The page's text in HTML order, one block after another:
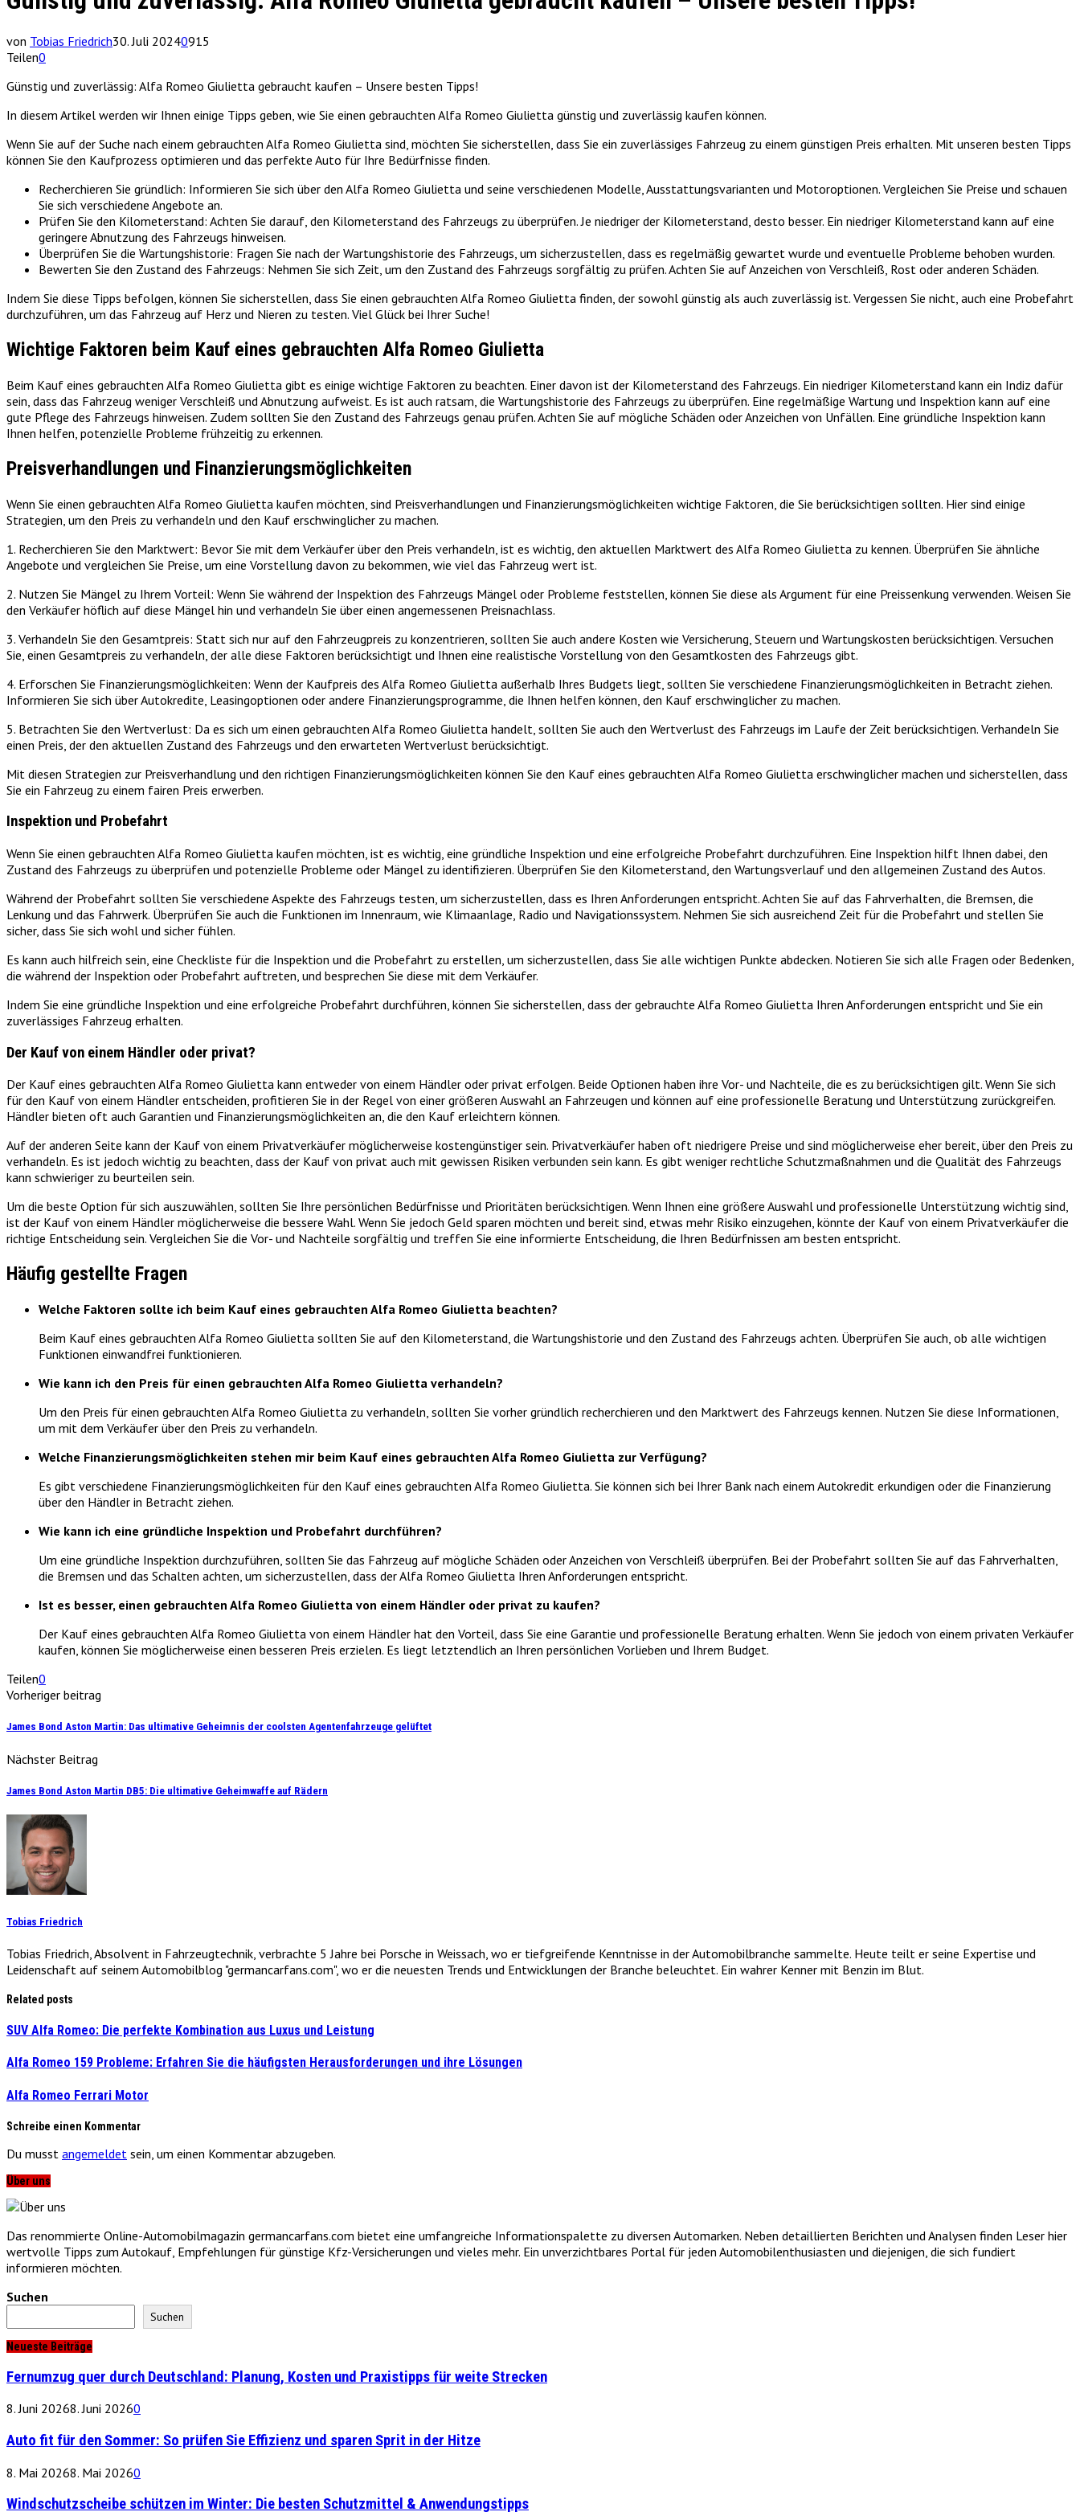
von Tobias Friedrich30. Juli 20240915
Teilen0
Günstig und zuverlässig: Alfa Romeo Giulietta gebraucht kaufen – Unsere besten Tipps!
In diesem Artikel werden wir Ihnen einige Tipps geben, wie Sie einen gebrauchten Alfa Romeo Giulietta günstig und zuverlässig kaufen können.
Wenn Sie auf der Suche nach einem gebrauchten Alfa Romeo Giulietta sind, möchten Sie sicherstellen, dass Sie ein zuverlässiges Fahrzeug zu einem günstigen Preis erhalten. Mit unseren besten Tipps
können Sie den Kaufprozess optimieren und das perfekte Auto für Ihre Bedürfnisse finden.
Recherchieren Sie gründlich: Informieren Sie sich über den Alfa Romeo Giulietta und seine verschiedenen Modelle, Ausstattungsvarianten und Motoroptionen. Vergleichen Sie Preise und schauen
Sie sich verschiedene Angebote an.
Prüfen Sie den Kilometerstand: Achten Sie darauf, den Kilometerstand des Fahrzeugs zu überprüfen. Je niedriger der Kilometerstand, desto besser. Ein niedriger Kilometerstand kann auf eine
geringere Abnutzung des Fahrzeugs hinweisen.
Überprüfen Sie die Wartungshistorie: Fragen Sie nach der Wartungshistorie des Fahrzeugs, um sicherzustellen, dass es regelmäßig gewartet wurde und eventuelle Probleme behoben wurden.
Bewerten Sie den Zustand des Fahrzeugs: Nehmen Sie sich Zeit, um den Zustand des Fahrzeugs sorgfältig zu prüfen. Achten Sie auf Anzeichen von Verschleiß, Rost oder anderen Schäden.
Indem Sie diese Tipps befolgen, können Sie sicherstellen, dass Sie einen gebrauchten Alfa Romeo Giulietta finden, der sowohl günstig als auch zuverlässig ist. Vergessen Sie nicht, auch eine Probefahrt
durchzuführen, um das Fahrzeug auf Herz und Nieren zu testen. Viel Glück bei Ihrer Suche!
Wichtige Faktoren beim Kauf eines gebrauchten Alfa Romeo Giulietta
Beim Kauf eines gebrauchten Alfa Romeo Giulietta gibt es einige wichtige Faktoren zu beachten. Einer davon ist der Kilometerstand des Fahrzeugs. Ein niedriger Kilometerstand kann ein Indiz dafür
sein, dass das Fahrzeug weniger Verschleiß und Abnutzung aufweist. Es ist auch ratsam, die Wartungshistorie des Fahrzeugs zu überprüfen. Eine regelmäßige Wartung und Inspektion kann auf eine
gute Pflege des Fahrzeugs hinweisen. Zudem sollten Sie den Zustand des Fahrzeugs genau prüfen. Achten Sie auf mögliche Schäden oder Anzeichen von Unfällen. Eine gründliche Inspektion kann
Ihnen helfen, potenzielle Probleme frühzeitig zu erkennen.
Preisverhandlungen und Finanzierungsmöglichkeiten
Wenn Sie einen gebrauchten Alfa Romeo Giulietta kaufen möchten, sind Preisverhandlungen und Finanzierungsmöglichkeiten wichtige Faktoren, die Sie berücksichtigen sollten. Hier sind einige
Strategien, um den Preis zu verhandeln und den Kauf erschwinglicher zu machen.
1. Recherchieren Sie den Marktwert: Bevor Sie mit dem Verkäufer über den Preis verhandeln, ist es wichtig, den aktuellen Marktwert des Alfa Romeo Giulietta zu kennen. Überprüfen Sie ähnliche
Angebote und vergleichen Sie Preise, um eine Vorstellung davon zu bekommen, wie viel das Fahrzeug wert ist.
2. Nutzen Sie Mängel zu Ihrem Vorteil: Wenn Sie während der Inspektion des Fahrzeugs Mängel oder Probleme feststellen, können Sie diese als Argument für eine Preissenkung verwenden. Weisen Sie
den Verkäufer höflich auf diese Mängel hin und verhandeln Sie über einen angemessenen Preisnachlass.
3. Verhandeln Sie den Gesamtpreis: Statt sich nur auf den Fahrzeugpreis zu konzentrieren, sollten Sie auch andere Kosten wie Versicherung, Steuern und Wartungskosten berücksichtigen. Versuchen
Sie, einen Gesamtpreis zu verhandeln, der alle diese Faktoren berücksichtigt und Ihnen eine realistische Vorstellung von den Gesamtkosten des Fahrzeugs gibt.
4. Erforschen Sie Finanzierungsmöglichkeiten: Wenn der Kaufpreis des Alfa Romeo Giulietta außerhalb Ihres Budgets liegt, sollten Sie verschiedene Finanzierungsmöglichkeiten in Betracht ziehen.
Informieren Sie sich über Autokredite, Leasingoptionen oder andere Finanzierungsprogramme, die Ihnen helfen können, den Kauf erschwinglicher zu machen.
5. Betrachten Sie den Wertverlust: Da es sich um einen gebrauchten Alfa Romeo Giulietta handelt, sollten Sie auch den Wertverlust des Fahrzeugs im Laufe der Zeit berücksichtigen. Verhandeln Sie
einen Preis, der den aktuellen Zustand des Fahrzeugs und den erwarteten Wertverlust berücksichtigt.
Mit diesen Strategien zur Preisverhandlung und den richtigen Finanzierungsmöglichkeiten können Sie den Kauf eines gebrauchten Alfa Romeo Giulietta erschwinglicher machen und sicherstellen, dass
Sie ein Fahrzeug zu einem fairen Preis erwerben.
Inspektion und Probefahrt
Wenn Sie einen gebrauchten Alfa Romeo Giulietta kaufen möchten, ist es wichtig, eine gründliche Inspektion und eine erfolgreiche Probefahrt durchzuführen. Eine Inspektion hilft Ihnen dabei, den
Zustand des Fahrzeugs zu überprüfen und potenzielle Probleme oder Mängel zu identifizieren. Überprüfen Sie den Kilometerstand, den Wartungsverlauf und den allgemeinen Zustand des Autos.
Während der Probefahrt sollten Sie verschiedene Aspekte des Fahrzeugs testen, um sicherzustellen, dass es Ihren Anforderungen entspricht. Achten Sie auf das Fahrverhalten, die Bremsen, die
Lenkung und das Fahrwerk. Überprüfen Sie auch die Funktionen im Innenraum, wie Klimaanlage, Radio und Navigationssystem. Nehmen Sie sich ausreichend Zeit für die Probefahrt und stellen Sie
sicher, dass Sie sich wohl und sicher fühlen.
Es kann auch hilfreich sein, eine Checkliste für die Inspektion und die Probefahrt zu erstellen, um sicherzustellen, dass Sie alle wichtigen Punkte abdecken. Notieren Sie sich alle Fragen oder Bedenken,
die während der Inspektion oder Probefahrt auftreten, und besprechen Sie diese mit dem Verkäufer.
Indem Sie eine gründliche Inspektion und eine erfolgreiche Probefahrt durchführen, können Sie sicherstellen, dass der gebrauchte Alfa Romeo Giulietta Ihren Anforderungen entspricht und Sie ein
zuverlässiges Fahrzeug erhalten.
Der Kauf von einem Händler oder privat?
Der Kauf eines gebrauchten Alfa Romeo Giulietta kann entweder von einem Händler oder privat erfolgen. Beide Optionen haben ihre Vor- und Nachteile, die es zu berücksichtigen gilt. Wenn Sie sich
für den Kauf von einem Händler entscheiden, profitieren Sie in der Regel von einer größeren Auswahl an Fahrzeugen und können auf eine professionelle Beratung und Unterstützung zurückgreifen.
Händler bieten oft auch Garantien und Finanzierungsmöglichkeiten an, die den Kauf erleichtern können.
Auf der anderen Seite kann der Kauf von einem Privatverkäufer möglicherweise kostengünstiger sein. Privatverkäufer haben oft niedrigere Preise und sind möglicherweise eher bereit, über den Preis zu
verhandeln. Es ist jedoch wichtig zu beachten, dass der Kauf von privat auch mit gewissen Risiken verbunden sein kann. Es gibt weniger rechtliche Schutzmaßnahmen und die Qualität des Fahrzeugs
kann schwieriger zu beurteilen sein.
Um die beste Option für sich auszuwählen, sollten Sie Ihre persönlichen Bedürfnisse und Prioritäten berücksichtigen. Wenn Ihnen eine größere Auswahl und professionelle Unterstützung wichtig sind,
ist der Kauf von einem Händler möglicherweise die bessere Wahl. Wenn Sie jedoch Geld sparen möchten und bereit sind, etwas mehr Risiko einzugehen, könnte der Kauf von einem Privatverkäufer die
richtige Entscheidung sein. Vergleichen Sie die Vor- und Nachteile sorgfältig und treffen Sie eine informierte Entscheidung, die Ihren Bedürfnissen am besten entspricht.
Häufig gestellte Fragen
Welche Faktoren sollte ich beim Kauf eines gebrauchten Alfa Romeo Giulietta beachten?
Beim Kauf eines gebrauchten Alfa Romeo Giulietta sollten Sie auf den Kilometerstand, die Wartungshistorie und den Zustand des Fahrzeugs achten. Überprüfen Sie auch, ob alle wichtigen
Funktionen einwandfrei funktionieren.
Wie kann ich den Preis für einen gebrauchten Alfa Romeo Giulietta verhandeln?
Um den Preis für einen gebrauchten Alfa Romeo Giulietta zu verhandeln, sollten Sie vorher gründlich recherchieren und den Marktwert des Fahrzeugs kennen. Nutzen Sie diese Informationen,
um mit dem Verkäufer über den Preis zu verhandeln.
Welche Finanzierungsmöglichkeiten stehen mir beim Kauf eines gebrauchten Alfa Romeo Giulietta zur Verfügung?
Es gibt verschiedene Finanzierungsmöglichkeiten für den Kauf eines gebrauchten Alfa Romeo Giulietta. Sie können sich bei Ihrer Bank nach einem Autokredit erkundigen oder die Finanzierung
über den Händler in Betracht ziehen.
Wie kann ich eine gründliche Inspektion und Probefahrt durchführen?
Um eine gründliche Inspektion durchzuführen, sollten Sie das Fahrzeug auf mögliche Schäden oder Anzeichen von Verschleiß überprüfen. Bei der Probefahrt sollten Sie auf das Fahrverhalten,
die Bremsen und das Schalten achten, um sicherzustellen, dass der Alfa Romeo Giulietta Ihren Anforderungen entspricht.
Ist es besser, einen gebrauchten Alfa Romeo Giulietta von einem Händler oder privat zu kaufen?
Der Kauf eines gebrauchten Alfa Romeo Giulietta von einem Händler hat den Vorteil, dass Sie eine Garantie und professionelle Beratung erhalten. Wenn Sie jedoch von einem privaten Verkäufer
kaufen, können Sie möglicherweise einen besseren Preis erzielen. Es liegt letztendlich an Ihren persönlichen Vorlieben und Ihrem Budget.
Teilen0
Vorheriger beitrag
James Bond Aston Martin: Das ultimative Geheimnis der coolsten Agentenfahrzeuge gelüftet
Nächster Beitrag
James Bond Aston Martin DB5: Die ultimative Geheimwaffe auf Rädern
Tobias Friedrich
Tobias Friedrich, Absolvent in Fahrzeugtechnik, verbrachte 5 Jahre bei Porsche in Weissach, wo er tiefgreifende Kenntnisse in der Automobilbranche sammelte. Heute teilt er seine Expertise und
Leidenschaft auf seinem Automobilblog "germancarfans.com", wo er die neuesten Trends und Entwicklungen der Branche beleuchtet. Ein wahrer Kenner mit Benzin im Blut.
Related posts
SUV Alfa Romeo: Die perfekte Kombination aus Luxus und Leistung
Alfa Romeo 159 Probleme: Erfahren Sie die häufigsten Herausforderungen und ihre Lösungen
Alfa Romeo Ferrari Motor
Schreibe einen Kommentar
Du musst angemeldet sein, um einen Kommentar abzugeben.
Über uns
Das renommierte Online-Automobilmagazin germancarfans.com bietet eine umfangreiche Informationspalette zu diversen Automarken. Neben detaillierten Berichten und Analysen finden Leser hier
wertvolle Tipps zum Autokauf, Empfehlungen für günstige Kfz-Versicherungen und vieles mehr. Ein unverzichtbares Portal für jeden Automobilenthusiasten und diejenigen, die sich fundiert
informieren möchten.
Suchen
Suchen
Neueste Beiträge
Fernumzug quer durch Deutschland: Planung, Kosten und Praxistipps für weite Strecken
8. Juni 20268. Juni 20260
Auto fit für den Sommer: So prüfen Sie Effizienz und sparen Sprit in der Hitze
8. Mai 20268. Mai 20260
Windschutzscheibe schützen im Winter: Die besten Schutzmittel & Anwendungstipps